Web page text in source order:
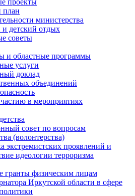
план
министерства
детский отдых
советы
и областные программы
услуги
доклад
объединений
в мероприятиях
совет по вопросам
(волонтерства)
экстремистских проявлений и
идеологии терроризма
гранты физическим лицам
Иркутской области в сфере